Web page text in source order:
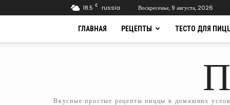
18.5 C russia Воскресенье, 9 августа, 2026
ГЛАВНАЯ РЕЦЕПТЫ ТЕСТО ДЛЯ
Вкусные простые рецепты пиццы в домашних